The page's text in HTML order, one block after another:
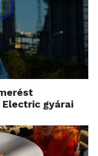
Electric gyárai